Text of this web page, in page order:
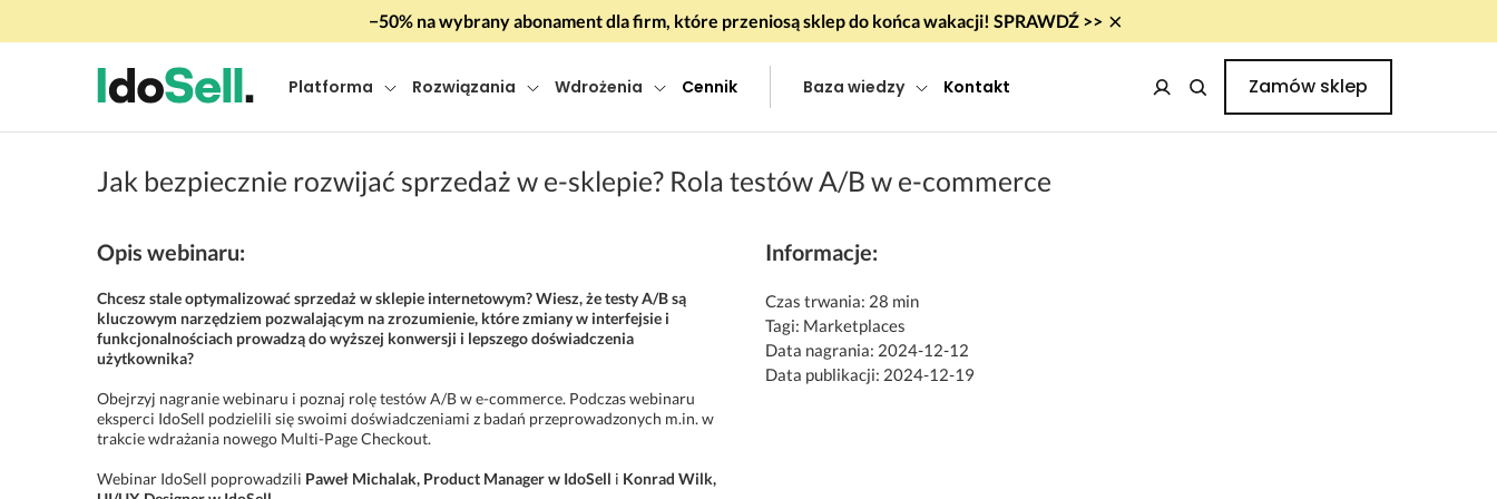
−50% na wybrany abonament dla firm, które przeniosą sklep do końca wakacji! SPRAWDŹ >> ×
Platforma Rozwiązania Wdrożenia Cennik Baza wiedzy Kontakt Zamów sklep
Jak bezpiecznie rozwijać sprzedaż w e-sklepie? Rola testów A/B w e-commerce
Opis webinaru:
Chcesz stale optymalizować sprzedaż w sklepie internetowym? Wiesz, że testy A/B są
kluczowym narzędziem pozwalającym na zrozumienie, które zmiany w interfejsie i
funkcjonalnościach prowadzą do wyższej konwersji i lepszego doświadczenia
użytkownika?
Obejrzyj nagranie webinaru i poznaj rolę testów A/B w e-commerce. Podczas webinaru
eksperci IdoSell podzielili się swoimi doświadczeniami z badań przeprowadzonych m.in. w
trakcie wdrażania nowego Multi-Page Checkout.
Webinar IdoSell poprowadzili Paweł Michalak, Product Manager w IdoSell i Konrad Wilk,
Informacje:
Czas trwania: 28 min
Tagi: Marketplaces
Data nagrania: 2024-12-12
Data publikacji: 2024-12-19